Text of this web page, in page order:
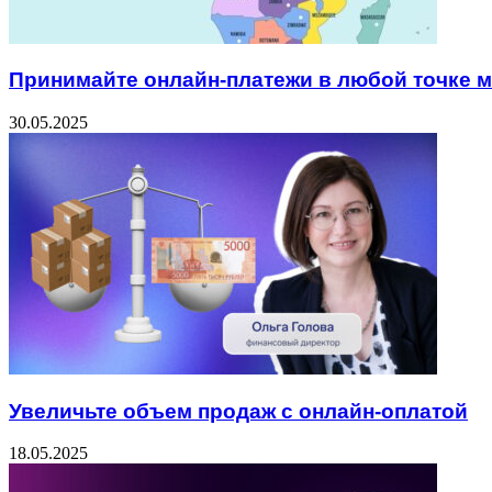
Принимайте онлайн-платежи в любой точке
30.05.2025
Увеличьте объем продаж с онлайн-оплатой
18.05.2025